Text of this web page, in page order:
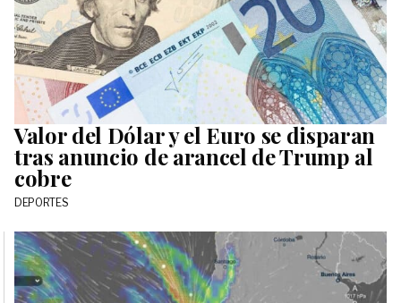
Valor del Dólar y el Euro se disparan
tras anuncio de arancel de Trump al
cobre
DEPORTES